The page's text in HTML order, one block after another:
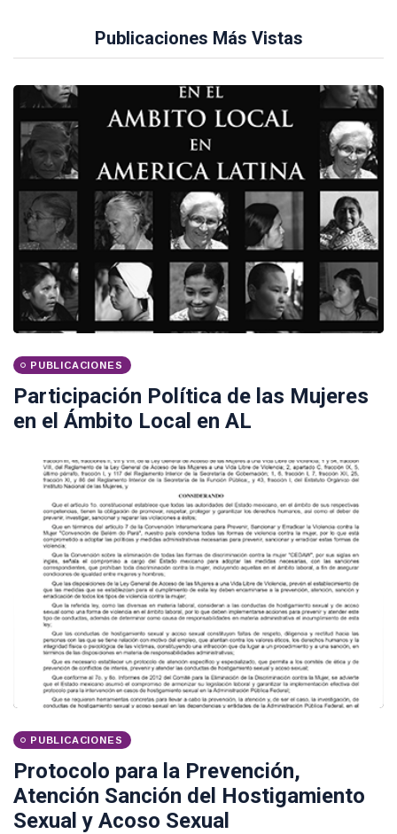
Publicaciones Más Vistas
PUBLICACIONES
Participación Política de las Mujeres
en el Ámbito Local en AL
PUBLICACIONES
Protocolo para la Prevención,
Atención Sanción del Hostigamiento
Sexual y Acoso Sexual